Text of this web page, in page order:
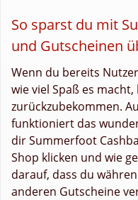
So sparst du mit
und Gutscheinen
Wenn du bereits
wie viel Spaß es
zurückzubekommen.
funktioniert das
dir Summerfoot
Shop klicken und wie
darauf, dass du
anderen Gutscheine